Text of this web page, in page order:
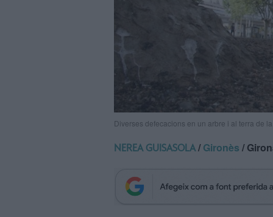
Diverses defecacions en un arbre i al terra de
NEREA GUISASOLA/Gironès /